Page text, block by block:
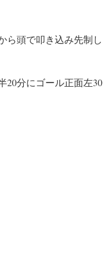
ら頭で叩き込み先制し
20分にゴール正面左30